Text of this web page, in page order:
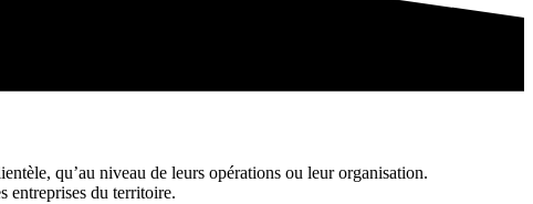
qu’au niveau de leurs opérations ou leur organisation.
entreprises du territoire.